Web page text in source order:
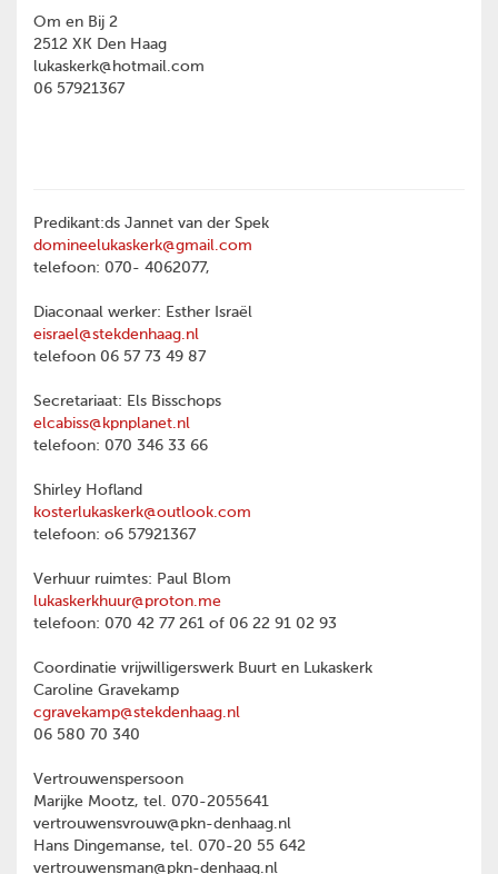
Om en Bij 2
2512 XK Den Haag
lukaskerk@hotmail.com
06 57921367
Predikant:ds Jannet van der Spek
domineelukaskerk@gmail.com
telefoon: 070- 4062077,
Diaconaal werker: Esther Israël
eisrael@stekdenhaag.nl
telefoon 06 57 73 49 87
Secretariaat: Els Bisschops
elcabiss@kpnplanet.nl
telefoon: 070 346 33 66
Shirley Hofland
kosterlukaskerk@outlook.com
telefoon: o6 57921367
Verhuur ruimtes: Paul Blom
lukaskerkhuur@proton.me
telefoon: 070 42 77 261 of 06 22 91 02 93
Coordinatie vrijwilligerswerk Buurt en Lukaskerk
Caroline Gravekamp
cgravekamp@stekdenhaag.nl
06 580 70 340
Vertrouwenspersoon
Marijke Mootz, tel. 070-2055641
vertrouwensvrouw@pkn-denhaag.nl
Hans Dingemanse, tel. 070-20 55 642
vertrouwensman@pkn-denhaag.nl